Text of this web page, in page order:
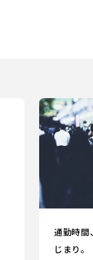
通勤時間
じまり